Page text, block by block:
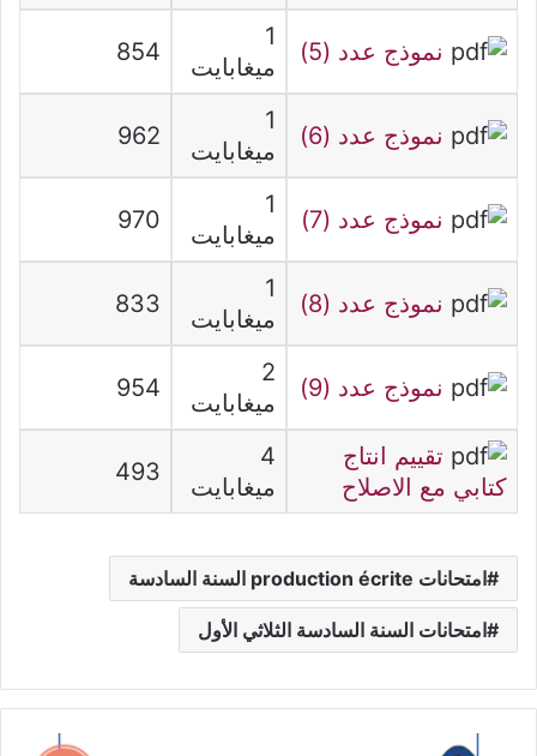
نموذج عدد (5)
1
ميغابايت
854
نموذج عدد (6)
1
ميغابايت
962
نموذج عدد (7)
1
ميغابايت
970
نموذج عدد (8)
1
ميغابايت
833
نموذج عدد (9)
2
ميغابايت
954
تقييم انتاج
كتابي مع الاصلاح
4
ميغابايت
493
امتحانات production écrite السنة السادسة
امتحانات السنة السادسة الثلاثي الأول